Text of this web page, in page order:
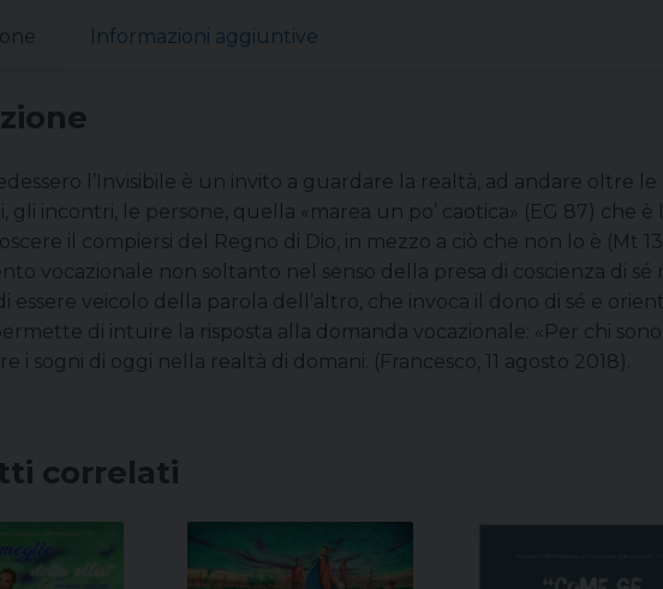
Informazioni aggiuntive
l’Invisibile è un invito a guardare la realtà, ad andare oltre
gli incontri, le persone, quella «marea un po’ caotica» (EG 87) che
il compiersi del Regno di Dio, in mezzo a ciò che non lo è (Mt
vocazionale non soltanto nel senso della presa di coscienza di
essere veicolo della parola dell’altro, che invoca il dono di sé e
di intuire la risposta alla domanda vocazionale: «Per chi
i sogni di oggi nella realtà di domani. (Francesco, 11 agosto 2018).
correlati